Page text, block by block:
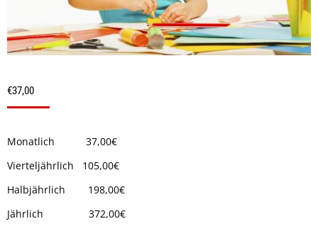
€37,00
Monatlich 37,00€
Vierteljährlich 105,00€
Halbjährlich 198,00€
Jährlich 372,00€